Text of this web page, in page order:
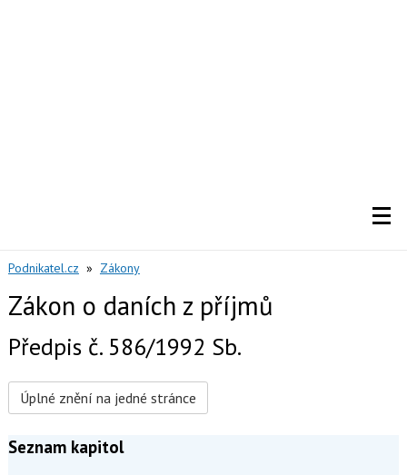
Podnikatel.cz » Zákony
Zákon o daních z příjmů
Předpis č. 586/1992 Sb.
Úplné znění na jedné stránce
Seznam kapitol